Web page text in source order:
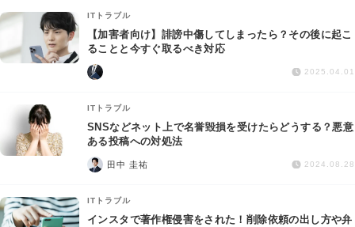
ITトラブル
【加害者向け】誹謗中傷してしまったら？その後に起こ
ることと今すぐ取るべき対応
2025.04.01
ITトラブル
SNSなどネット上で名誉毀損を受けたらどうする？悪意
ある投稿への対処法
田中 圭祐 2024.08.28
ITトラブル
インスタで著作権侵害をされた！削除依頼の出し方や弁